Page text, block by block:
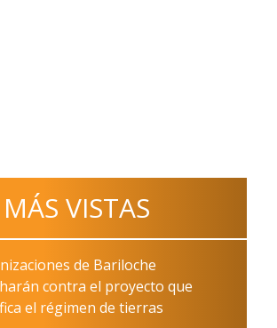
MÁS VISTAS
de Bariloche
contra el proyecto que
el régimen de tierras